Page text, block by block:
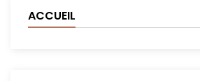
ACCUEIL